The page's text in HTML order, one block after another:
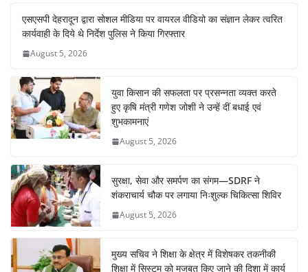
एसएसपी देहरादून द्वारा सोशल मीडिया पर वायरल वीडियो का संज्ञान लेकर त्वरित
कार्यवाही के दिये थे निर्देश पुलिस ने किया गिरफ्तार
August 5, 2026
युवा किसान की सफलता पर प्रसन्नता व्यक्त करते
हुए कृषि मंत्री गणेश जोशी ने उन्हें दीं बधाई एवं
शुभकामनाएं
August 5, 2026
सुरक्षा, सेवा और समर्पण का संगम—SDRF ने
शंकराचार्य चौक पर लगाया निःशुल्क चिकित्सा शिविर
August 5, 2026
मुख्य सचिव ने शिक्षा के क्षेत्र में विशेषकर तकनीकी
शिक्षा में सिस्टम को मजबूत किए जाने की दिशा में कार्य